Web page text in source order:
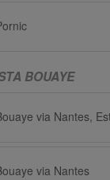
BOUAYE
via Nantes